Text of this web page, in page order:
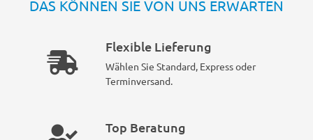
DAS KÖNNEN SIE VON UNS ERWARTEN
Flexible Lieferung
Wählen Sie Standard, Express oder
Terminversand.
Top Beratung